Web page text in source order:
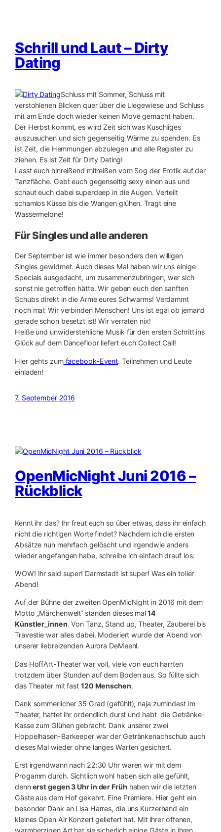
Schrill und Laut – Dirty
Dating
Schluss mit Sommer, Schluss mit
verstohlenen Blicken quer über die Liegewiese und Schluss
mit am Ende doch wieder keinen Move gemacht haben.
Der Herbst kommt, es wird Zeit sich was Kuschliges
auszusuchen und sich gegenseitig Wärme zu spenden. Es
ist Zeit, die Hemmungen abzulegen und alle Register zu
ziehen. Es ist Zeit für Dirty Dating!
Lasst euch hinreißend mitreißen vom Sog der Erotik auf der
Tanzfläche. Gebt euch gegenseitig sexy einen aus und
schaut euch dabei superdeep in die Augen. Verteilt
schamlos Küsse bis die Wangen glühen. Tragt eine
Wassermelone!
Für Singles und alle anderen
Der September ist wie immer besonders den willigen
Singles gewidmet. Auch dieses Mal haben wir uns einige
Specials ausgedacht, um zusammenzubringen, wer sich
sonst nie getroffen hätte. Wir geben euch den sanften
Schubs direkt in die Arme eures Schwarms! Verdammt
noch mal: Wir verbinden Menschen! Uns ist egal ob jemand
gerade schon besetzt ist! Wir verraten nix!
Heiße und unwiderstehliche Musik für den ersten Schritt ins
Glück auf dem Dancefloor liefert euch Collect Call!
Hier gehts zumfacebook-Event. Teilnehmen und Leute
einladen!
7. September 2016
OpenMicNight Juni 2016 –
Rückblick
Kennt ihr das? Ihr freut euch so über etwas, dass ihr einfach
nicht die richtigen Worte findet? Nachdem ich die ersten
Absätze nun mehrfach gelöscht und irgendwie anders
wieder angefangen habe, schreibe ich einfach drauf los:
WOW! Ihr seid super! Darmstadt ist super! Was ein toller
Abend!
Auf der Bühne der zweiten OpenMicNight in 2016 mit dem
Motto „Märchenwelt“ standen dieses mal14
Künstler_innen. Von Tanz, Stand up, Theater, Zauberei bis
Travestie war alles dabei. Moderiert wurde der Abend von
unserer liebreizenden Aurora DeMeehl.
Das HoffArt-Theater war voll, viele von euch harrten
trotzdem über Stunden auf dem Boden aus. So füllte sich
das Theater mit fast 120 Menschen.
Dank sommerlicher 35 Grad (gefühlt), naja zumindest im
Theater, hattet ihr ordendlich durst und habt die Getränke-
Kasse zum Glühen gebracht. Dank unserer zwei
Hoppelhasen-Barkeeper war der Getränkenachschub auch
dieses Mal wieder ohne langes Warten gesichert.
Erst irgendwann nach 22:30 Uhr waren wir mit dem
Progamm durch. Sichtlich wohl haben sich alle gefühlt,
dennerst gegen 3 Uhr in der Früh haben wir die letzten
Gäste aus dem Hof gekehrt. Eine Premiere. Hier geht ein
besonder Dank an Lisa Harres, die uns Kurzerhand ein
kleines Open Air Konzert geliefert hat. Mit ihrer offenen,